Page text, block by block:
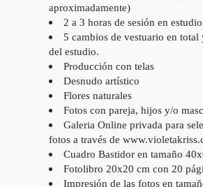
aproximadamente)
2 a 3 horas de sesión en
5 cambios de vestuario en total
del estudio.
Producción con telas
Desnudo artístico
Flores naturales
Fotos con pareja, hijos y/o
Galeria Online privada para
fotos a través de
Cuadro Bastidor en tamaño
Fotolibro 20x20 cm con 20
Impresión de las fotos en